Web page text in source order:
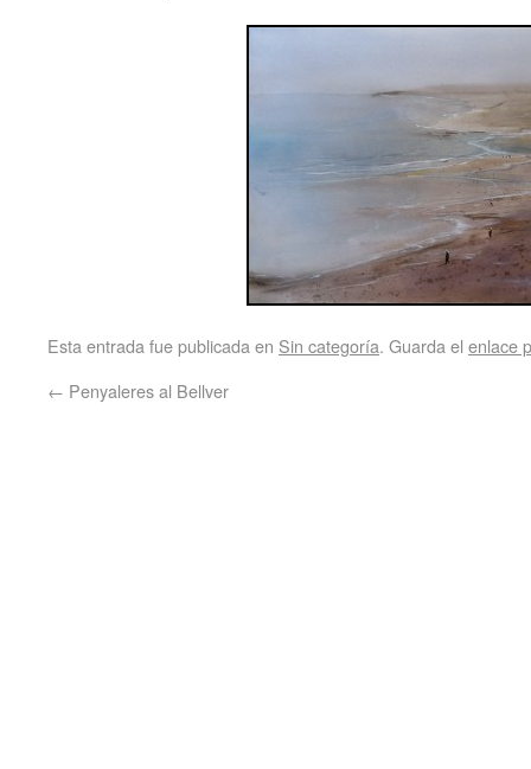
Esta entrada fue publicada en Sin categoría. Guarda el enlace
← Penyaleres al Bellver